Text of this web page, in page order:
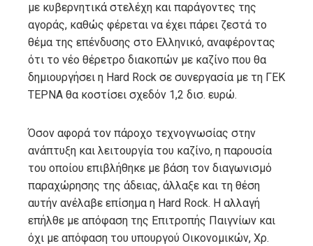
με κυβερνητικά στελέχη και παράγοντες της
αγοράς, καθώς φέρεται να έχει πάρει ζεστά το
θέμα της επένδυσης στο Ελληνικό, αναφέροντας
ότι το νέο θέρετρο διακοπών με καζίνο που θα
δημιουργήσει η Hard Rock σε συνεργασία με τη ΓΕΚ
ΤΕΡΝΑ θα κοστίσει σχεδόν 1,2 δισ. ευρώ.
Όσον αφορά τον πάροχο τεχνογνωσίας στην
ανάπτυξη και λειτουργία του καζίνο, η παρουσία
του οποίου επιβλήθηκε με βάση τον διαγωνισμό
παραχώρησης της άδειας, άλλαξε και τη θέση
αυτήν ανέλαβε επίσημα η Hard Rock. Η αλλαγή
επήλθε με απόφαση της Επιτροπής Παιγνίων και
όχι με απόφαση του υπουργού Οικονομικών, Χρ.